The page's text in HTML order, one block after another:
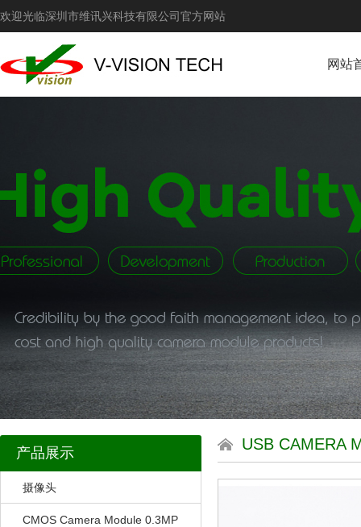
欢迎光临深圳市维讯兴科技有限公司官方网站
网站
产品展示
摄像头
CMOS Camera Module 0.3MP
USB CAMERA